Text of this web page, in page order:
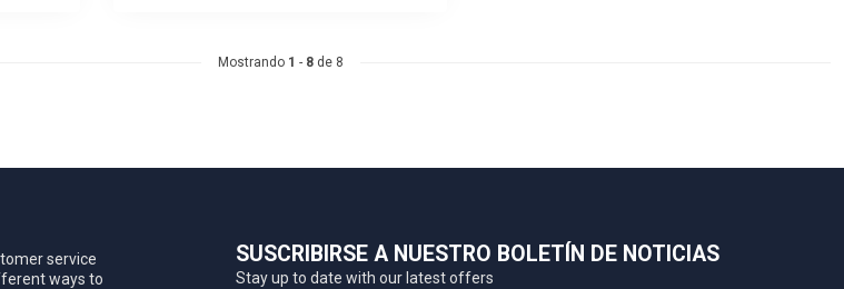
Mostrando 1 - 8de 8
service
ways to
SUSCRIBIRSE A NUESTRO BOLETÍN DE NOTICIAS
Stay up to date with our latest offers